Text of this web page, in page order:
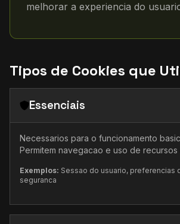
melhorar a experiencia do
Tipos de Cookies que
Essenciais
Necessarios para o funcionamento
Permitem navegacao e uso de recursos
Exemplos: Sessao do usuario, preferencias
seguranca